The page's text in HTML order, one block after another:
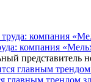
компания
представитель